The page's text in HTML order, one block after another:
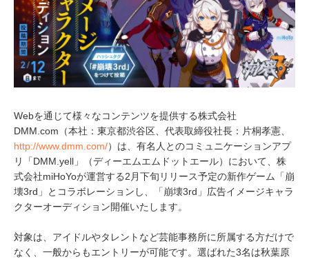
0
7
Webを通じて様々なコンテンツを提供する株式会社
DMM.com（本社：東京都渋谷区、代表取締役社長：片桐孝憲、
http://www.dmm.com/）は、有名人とのコミュニケーションアプ
リ「DMM.yell」（ディーエムエムドットエール）において、株
式会社miHoYoが運営する2月下旬リリース予定の新作ゲーム「崩
壊3rd」とコラボレーションし、「崩壊3rd」広告イメージキャラ
クターオーディション開催いたします。
対象は、アイドルやタレントなど芸能事務所に所属する方だけで
なく、一般からもエントリーが可能です。選ばれた3名は秋葉原